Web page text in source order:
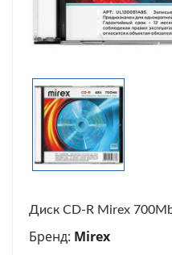
Диск CD-R Mirex
Бренд: Mirex